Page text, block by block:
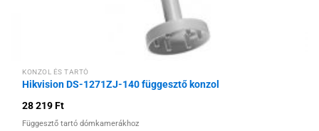
KONZOL ÉS TARTÓ
Hikvision DS-1271ZJ-140 függesztő konzol
28 219Ft
Függesztő tartó dómkamerákhoz